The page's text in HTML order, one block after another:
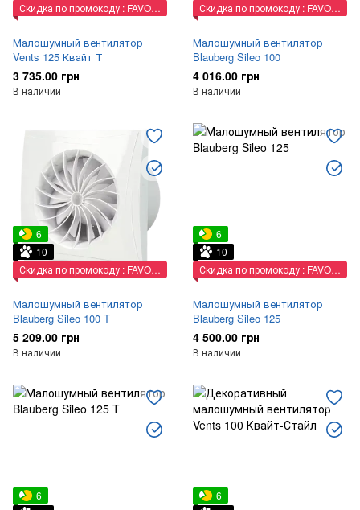
Скидка по промокоду : FAVORIT
Малошумный вентилятор
Vents 125 Квайт Т
3 735.00 грн
В наличии
Скидка по промокоду : FAVORIT
Малошумный вентилятор
Blauberg Sileo 100
4 016.00 грн
В наличии
6
10
Скидка по промокоду : FAVORIT
Малошумный вентилятор
Blauberg Sileo 100 T
5 209.00 грн
В наличии
6
10
Скидка по промокоду : FAVORIT
Малошумный вентилятор
Blauberg Sileo 125
4 500.00 грн
В наличии
6
6